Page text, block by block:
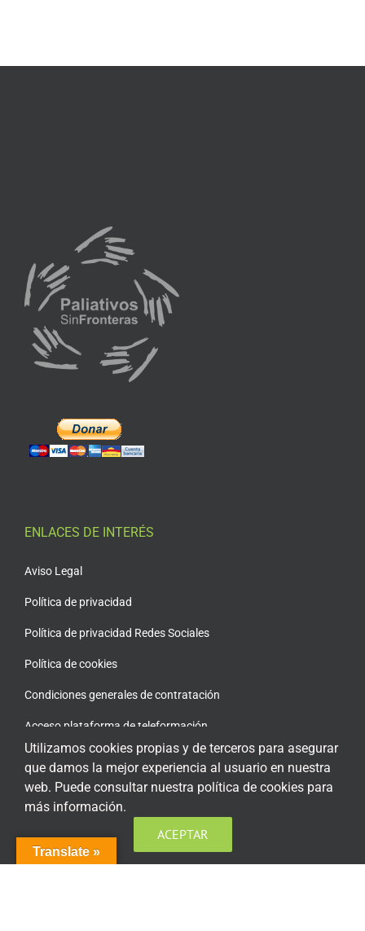
ENLACES DE INTERÉS
Aviso Legal
Política de privacidad
Política de privacidad Redes Sociales
Política de cookies
Condiciones generales de contratación
Acceso plataforma de teleformación
ENCUÉNTRANOS EN LAS REDES SOCIALES
Translate »
Utilizamos cookies propias y de terceros para asegurar
que damos la mejor experiencia al usuario en nuestra
web. Puede consultar nuestra política de cookies para
más información.
ACEPTAR